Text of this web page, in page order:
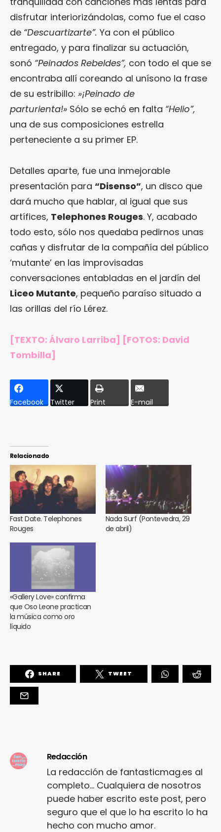
disfrutar interiorizándolas, como fue el caso
de “Descuartizarte”. Ya con el público
entregado, y para finalizar su actuación,
sonó “Peinados Rebeldes”, con todo el que se
encontraba allí coreando al unísono la frase
de su estribillo: »¡Peinado de
parturienta!» Sólo se echó en falta “Helio”,
una de sus composiciones estrella
perteneciente a su primer EP.
Detalles aparte, fue una inmejorable
presentación para “Disenso”, un disco que
dará mucho que hablar, al igual que sus
artífices, Telephones Rouges. Y, acabado
todo esto, sólo nos quedaba pedirnos unas
cañas y disfrutar de la compañía del público
‘mutante’ en las improvisadas
conversaciones entabladas en el jardín del
Liceo Mutante, pequeño paraíso situado a
las orillas del río Lérez.
[TEXTO: Álvaro Larriba] [FOTOS: David
Tombilla]
Facebook Twitter Print E-mail
Relacionado
Fast Date. Telephones
Rouges
Nada Surf (Pontevedra, 29
de abril)
«Gallery Love» confirma
que Oso Leone practican
la música como oro
líquido
SHARE TWEET
Redacción
La redacción de fantasticmag.es al
completo... Cualquiera de nosotros
puede haber escrito este post, pero
seguro que el que lo ha escrito lo ha
hecho con mucho amor.